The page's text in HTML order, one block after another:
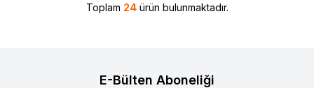
Toplam 24ürün bulunmaktadır.
E-Bülten Aboneliği